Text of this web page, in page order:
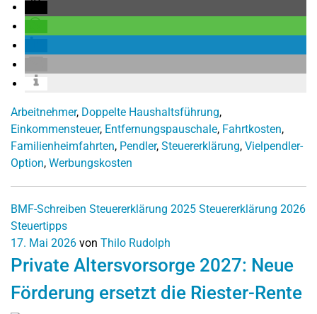
Arbeitnehmer, Doppelte Haushaltsführung,
Einkommensteuer, Entfernungspauschale, Fahrtkosten,
Familienheimfahrten, Pendler, Steuererklärung, Vielpendler-
Option, Werbungskosten
BMF-Schreiben Steuererklärung 2025 Steuererklärung 2026
Steuertipps
17. Mai 2026 von Thilo Rudolph
Private Altersvorsorge 2027: Neue
Förderung ersetzt die Riester-Rente